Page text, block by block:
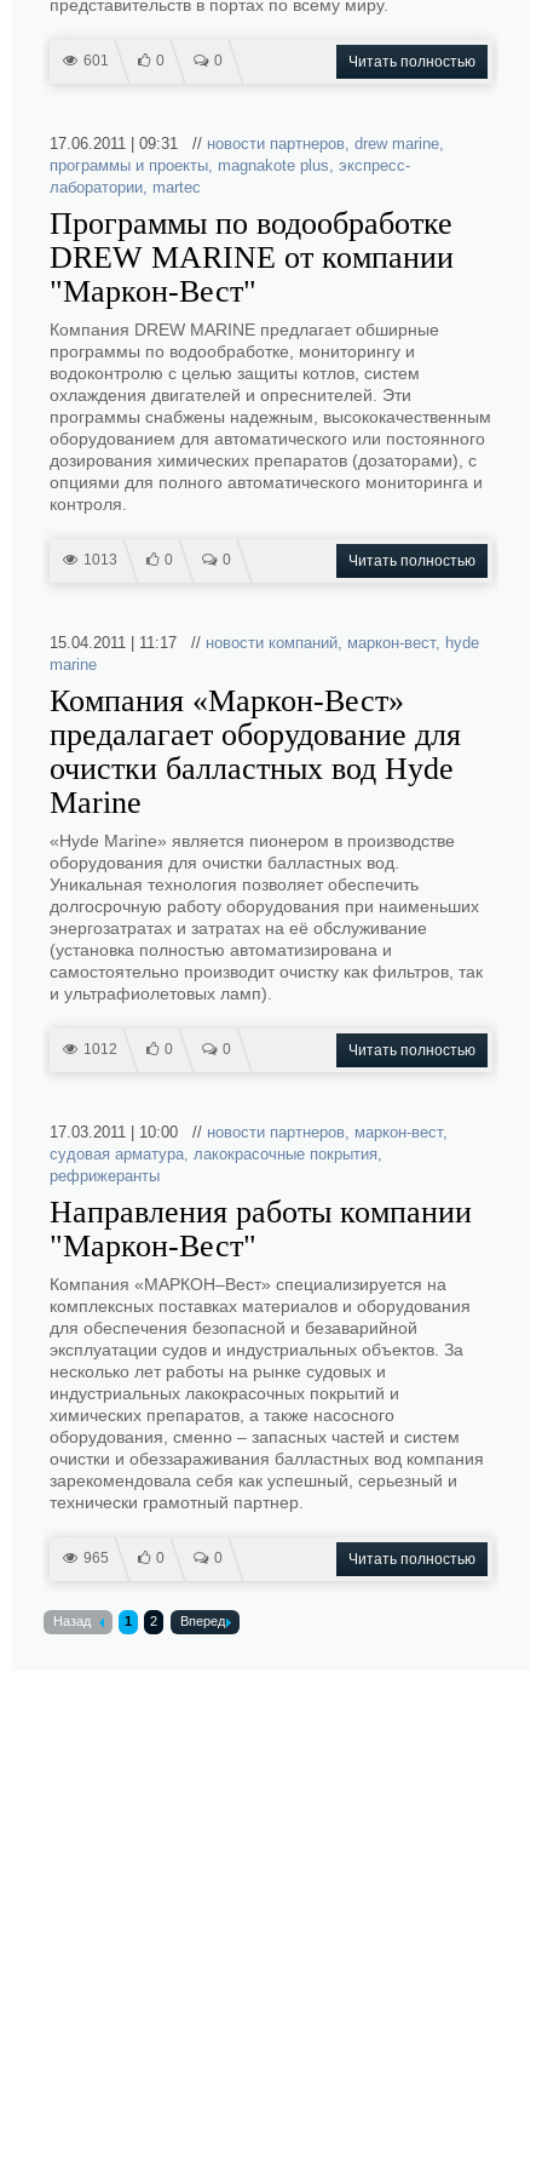
представительств в портах по всему миру.
601 0 0 Читать полностью
17.06.2011 | 09:31 // новости партнеров, drew marine,
программы и проекты, magnakote plus, экспресс-
лаборатории, martec
Программы по водообработке
DREW MARINE от компании
"Маркон-Вест"
Компания DREW MARINE предлагает обширные
программы по водообработке, мониторингу и
водоконтролю с целью защиты котлов, систем
охлаждения двигателей и опреснителей. Эти
программы снабжены надежным, высококачественным
оборудованием для автоматического или постоянного
дозирования химических препаратов (дозаторами), с
опциями для полного автоматического мониторинга и
контроля.
1013 0 0 Читать полностью
15.04.2011 | 11:17 // новости компаний, маркон-вест, hyde
marine
Компания «Маркон-Вест»
предалагает оборудование для
очистки балластных вод Hyde
Marine
«Hyde Marine» является пионером в производстве
оборудования для очистки балластных вод.
Уникальная технология позволяет обеспечить
долгосрочную работу оборудования при наименьших
энергозатратах и затратах на её обслуживание
(установка полностью автоматизирована и
самостоятельно производит очистку как фильтров, так
и ультрафиолетовых ламп).
1012 0 0 Читать полностью
17.03.2011 | 10:00 // новости партнеров, маркон-вест,
судовая арматура, лакокрасочные покрытия,
рефрижеранты
Направления работы компании
"Маркон-Вест"
Компания «МАРКОН–Вест» специализируется на
комплексных поставках материалов и оборудования
для обеспечения безопасной и безаварийной
эксплуатации судов и индустриальных объектов. За
несколько лет работы на рынке судовых и
индустриальных лакокрасочных покрытий и
химических препаратов, а также насосного
оборудования, сменно – запасных частей и систем
очистки и обеззараживания балластных вод компания
зарекомендовала себя как успешный, серьезный и
технически грамотный партнер.
965 0 0 Читать полностью
Назад 1 2 Вперед